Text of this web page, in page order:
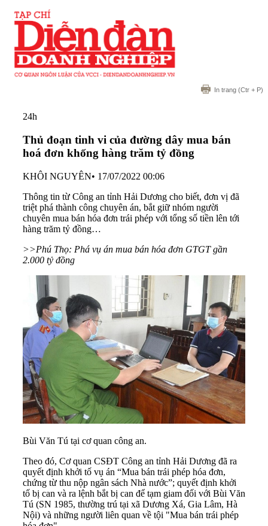
In trang (Ctr + P)
24h
Thủ đoạn tinh vi của đường dây mua bán
hoá đơn khống hàng trăm tỷ đồng
KHÔI NGUYÊN• 17/07/2022 00:06
Thông tin từ Công an tỉnh Hải Dương cho biết, đơn vị đã
triệt phá thành công chuyên án, bắt giữ nhóm người
chuyên mua bán hóa đơn trái phép với tổng số tiền lên tới
hàng trăm tỷ đồng…
>>Phú Thọ: Phá vụ án mua bán hóa đơn GTGT gần
2.000 tỷ đồng
Bùi Văn Tú tại cơ quan công an.
Theo đó, Cơ quan CSĐT Công an tỉnh Hải Dương đã ra
quyết định khởi tố vụ án “Mua bán trái phép hóa đơn,
chứng từ thu nộp ngân sách Nhà nước”; quyết định khởi
tố bị can và ra lệnh bắt bị can để tạm giam đối với Bùi Văn
Tú (SN 1985, thường trú tại xã Dương Xá, Gia Lâm, Hà
Nội) và những người liên quan về tội "Mua bán trái phép